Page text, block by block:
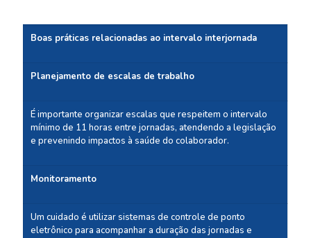
Boas práticas relacionadas ao intervalo interjornada
Planejamento de escalas de trabalho
É importante organizar escalas que respeitem o intervalo
mínimo de 11 horas entre jornadas, atendendo a legislação
e prevenindo impactos à saúde do colaborador.
Monitoramento
Um cuidado é utilizar sistemas de controle de ponto
eletrônico para acompanhar a duração das jornadas e